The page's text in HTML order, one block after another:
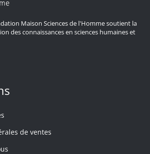
Maison Sciences de l'Homme soutient la
des connaissances en sciences humaines et
de ventes